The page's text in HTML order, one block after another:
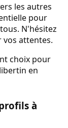
les autres
pour
N'hésitez
vos attentes.
choix pour
en
à